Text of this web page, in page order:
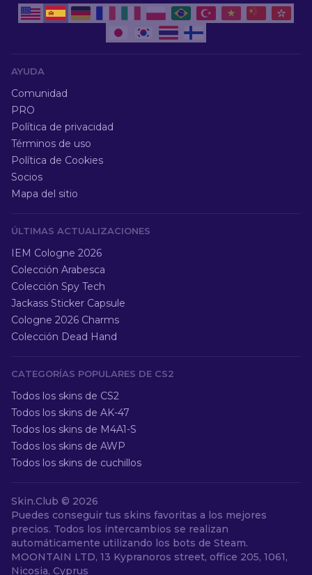
AYUDA
Comunidad
PRO
Política de privacidad
Términos de uso
Política de Cookies
Socios
Mapa del sitio
ÚLTIMAS ACTUALIZACIONES
IEM Cologne 2026
Colección Arabesca
Colección Spy Tech
Jackass Sticker Capsule
Cologne 2026 Charms
Colección Dead Hand
CATEGORÍAS POPULARES DE CS2
Todos los skins de CS2
Todos los skins de AK-47
Todos los skins de M4A1-S
Todos los skins de AWP
Todos los skins de cuchillos
Skin.Club © 2026
Puedes conseguir tus skins favoritas a los mejores
precios. Todos los intercambios se realizan
automáticamente utilizando los bots de Steam.
MOONTAIN LTD, 13 Kypranoros street, office 205, 1061,
Nicosia, Cyprus